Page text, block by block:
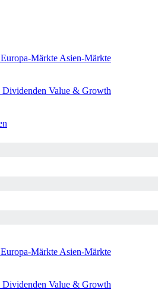
Europa-Märkte Asien-Märkte
Dividenden Value & Growth
Europa-Märkte Asien-Märkte
Dividenden Value & Growth